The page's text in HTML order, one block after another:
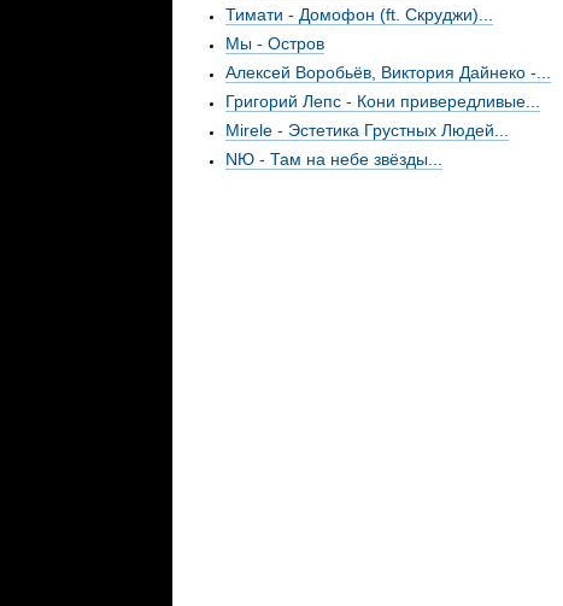
Тимати - Домофон (ft. Скруджи)...
Мы - Остров
Алексей Воробьёв, Виктория Дайнеко -...
Григорий Лепс - Кони привередливые...
Mirele - Эстетика Грустных Людей...
NЮ - Там на небе звёзды...